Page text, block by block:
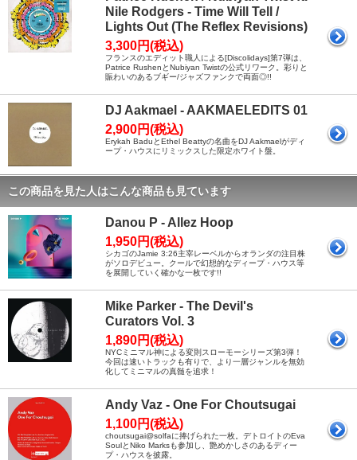
Nile Rodgers - Time Will Tell /
Lights Out (The Reflex Revisions)
3,300円(税込)
フランスのエディット職人による[Discolidays]第7弾は、
Patrice RushenとNubiyan Twistの公式リワーク。彩りと
賑わいのあるブギー/ジャズファンクで両面◎!!
DJ Aakmael - AAKMAELEDITS 01
2,900円(税込)
Erykah BaduとEthel Beattyの名曲をDJ Aakmaelがディ
ープ・ハウスにリミックスした限定ホワイト盤。
この商品を見た人はこんな商品も見ています
Danou P - Allez Hoop
1,950円(税込)
シカゴのJamie 3:26主宰レーベルからオランダの注目株
がソロデビュー。クールで幻想的なディープ・ハウス等
を展開していく確かな一枚です!!
Mike Parker - The Devil's
Curators Vol. 3
1,890円(税込)
NYCミニマル神による変則スローモーシリーズ第3弾！
今回は速いトラックも有りで、より一層ジャンルを無効
化してミニマルの真髄を追求！
Andy Vaz - One For Choutsugai
1,100円(税込)
choutsugai@solfaに捧げられた一枚。デトロイトのEva
SoulとNiko Marksも参加し、艶めかしさのあるディー
プ・ハウスを披露。